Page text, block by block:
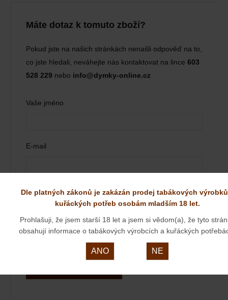
Máte dotaz k tomuto zboží?
Pokud jste na našich stránkách nenašli odpověď na to,
co jste hledali, neváhejte nás kontaktovat na lince 603
528 229 nebo info@dymky-online.cz
Vaše jméno
E-mail
Váš dotaz
Dle platných zákonů je zakázán prodej tabákových
kuřáckých potřeb osobám mladším 18 let.
Prohlašuji, že jsem starší 18 let a jsem si vědom(a), že tyto
obsahují informace o tabákových výrobcích a kuřáckých
ANO NE